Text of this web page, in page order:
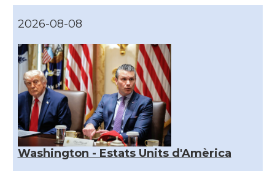
2026-08-08
Washington - Estats Units d'Amèrica